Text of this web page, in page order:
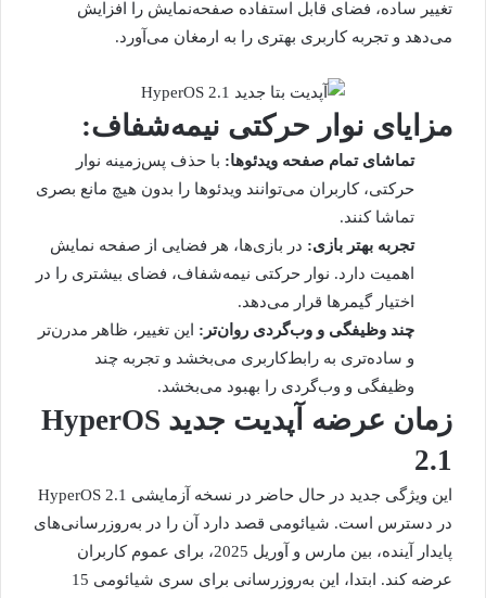
تغییر ساده، فضای قابل استفاده صفحه‌نمایش را افزایش
می‌دهد و تجربه کاربری بهتری را به ارمغان می‌آورد.
مزایای نوار حرکتی نیمه‌شفاف:
تماشای تمام صفحه ویدئوها: با حذف پس‌زمینه نوار
حرکتی، کاربران می‌توانند ویدئوها را بدون هیچ مانع بصری
تماشا کنند.
تجربه بهتر بازی: در بازی‌ها، هر فضایی از صفحه نمایش
اهمیت دارد. نوار حرکتی نیمه‌شفاف، فضای بیشتری را در
اختیار گیمرها قرار می‌دهد.
چند وظیفگی و وب‌گردی روان‌تر: این تغییر، ظاهر مدرن‌تر
و ساده‌تری به رابط‌کاربری می‌بخشد و تجربه چند
وظیفگی و وب‌گردی را بهبود می‌بخشد.
زمان عرضه آپدیت جدید HyperOS
2.1
این ویژگی جدید در حال حاضر در نسخه آزمایشی HyperOS 2.1
در دسترس است. شیائومی قصد دارد آن را در به‌روزرسانی‌های
پایدار آینده، بین مارس و آوریل 2025، برای عموم کاربران
عرضه کند. ابتدا، این به‌روزرسانی برای سری شیائومی 15